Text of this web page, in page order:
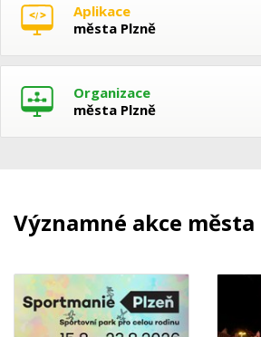
Aplikace
města Plzně
Organizace
města Plzně
Významné akce města